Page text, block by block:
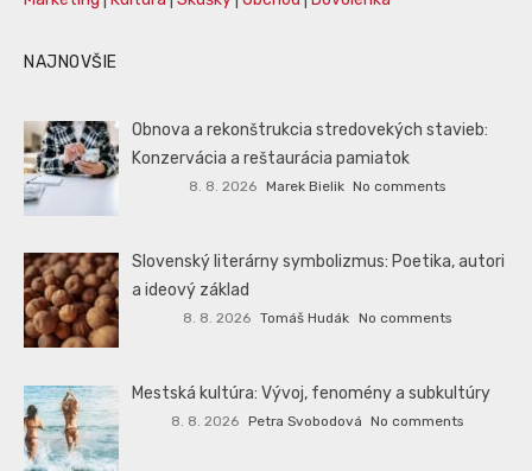
NAJNOVŠIE
Obnova a rekonštrukcia stredovekých stavieb:
Konzervácia a reštaurácia pamiatok
8. 8. 2026 Marek Bielik No comments
Slovenský literárny symbolizmus: Poetika, autori
a ideový základ
8. 8. 2026 Tomáš Hudák No comments
Mestská kultúra: Vývoj, fenomény a subkultúry
8. 8. 2026 Petra Svobodová No comments